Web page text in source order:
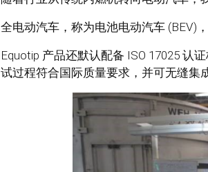
全电动汽车，称为电池电动汽车 (BEV)
Equotip 产品还默认配备 ISO 17025 认
试过程符合国际质量要求，并可无缝集